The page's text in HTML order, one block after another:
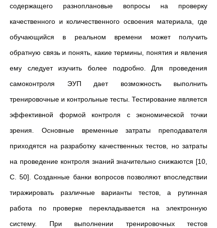
содержащего разноплановые вопросы на проверку
качественного и количественного освоения материала, где
обучающийся в реальном времени может получить
обратную связь и понять, какие термины, понятия и явления
ему следует изучить более подробно. Для проведения
самоконтроля ЭУП дает возможность выполнить
тренировочные и контрольные тесты. Тестирование является
эффективной формой контроля с экономической точки
зрения. Основные временные затраты преподавателя
приходятся на разработку качественных тестов, но затраты
на проведение контроля знаний значительно снижаются [10,
C. 50]. Созданные банки вопросов позволяют впоследствии
тиражировать различные варианты тестов, а рутинная
работа по проверке перекладывается на электронную
систему. При выполнении тренировочных тестов